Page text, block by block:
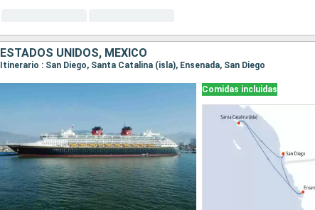
ESTADOS UNIDOS, MÉXICO
Itinerario : San Diego, Santa Catalina (isla), Ensenada, San Diego
Comidas incluidas